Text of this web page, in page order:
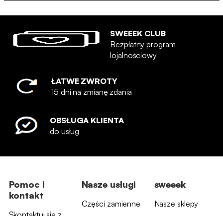
SWEEEK CLUB
Bezpłatny program
lojalnościowy
ŁATWE ZWROTY
15 dni na zmianę zdania
OBSŁUGA KLIENTA
do usług
Pomoc i
kontakt
Nasze usługi
Części zamienne
sweeek
Nasze sklepy